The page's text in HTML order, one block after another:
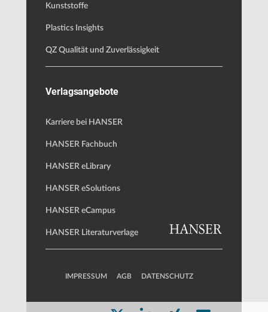
Kunststoffe
Plastics Insights
QZ Qualität und Zuverlässigkeit
Verlagsangebote
Karriere bei HANSER
HANSER Fachbuch
HANSER eLibrary
HANSER eSolutions
HANSER eCampus
HANSER Literaturverlage
IMPRESSUM AGB DATENSCHUTZ